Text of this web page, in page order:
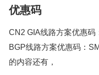
优惠码
CN2 GIA线路方案优惠码
BGP线路方案优惠码：
的内容还有，